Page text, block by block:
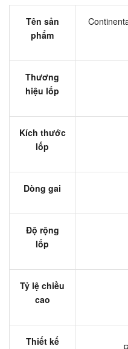
Tên sản
phẩm
Thương
hiệu lốp
Kích thước
lốp
Dòng gai
Độ rộng
lốp
Tỷ lệ chiều
cao
Thiết kế